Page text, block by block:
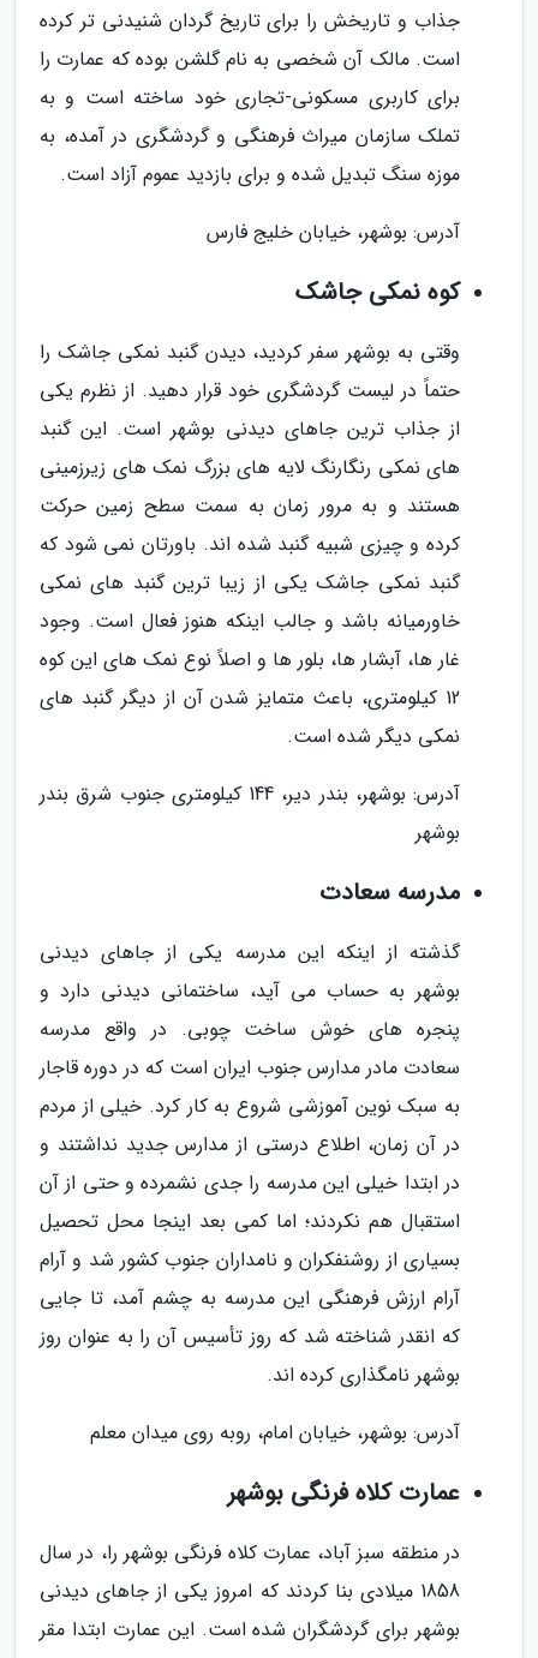
جذاب و تاریخش را برای تاریخ گردان شنیدنی تر کرده
است. مالک آن شخصی به نام گلشن بوده که عمارت را
برای کاربری مسکونی-تجاری خود ساخته است و به
تملک سازمان میراث فرهنگی و گردشگری در آمده، به
موزه سنگ تبدیل شده و برای بازدید عموم آزاد است.
آدرس: بوشهر، خیابان خلیج فارس
کوه نمکی جاشک
وقتی به بوشهر سفر کردید، دیدن گنبد نمکی جاشک را
حتماً در لیست گردشگری خود قرار دهید. از نظرم یکی
از جذاب ترین جاهای دیدنی بوشهر است. این گنبد
های نمکی رنگارنگ لایه های بزرگ نمک های زیرزمینی
هستند و به مرور زمان به سمت سطح زمین حرکت
کرده و چیزی شبیه گنبد شده اند. باورتان نمی شود که
گنبد نمکی جاشک یکی از زیبا ترین گنبد های نمکی
خاورمیانه باشد و جالب اینکه هنوز فعال است. وجود
غار ها، آبشار ها، بلور ها و اصلاً نوع نمک های این کوه
12 کیلومتری، باعث متمایز شدن آن از دیگر گنبد های
نمکی دیگر شده است.
آدرس: بوشهر، بندر دیر، 144 کیلومتری جنوب شرق بندر
بوشهر
مدرسه سعادت
گذشته از اینکه این مدرسه یکی از جاهای دیدنی
بوشهر به حساب می آید، ساختمانی دیدنی دارد و
پنجره های خوش ساخت چوبی. در واقع مدرسه
سعادت مادر مدارس جنوب ایران است که در دوره قاجار
به سبک نوین آموزشی شروع به کار کرد. خیلی از مردم
در آن زمان، اطلاع درستی از مدارس جدید نداشتند و
در ابتدا خیلی این مدرسه را جدی نشمرده و حتی از آن
استقبال هم نکردند؛ اما کمی بعد اینجا محل تحصیل
بسیاری از روشنفکران و نامداران جنوب کشور شد و آرام
آرام ارزش فرهنگی این مدرسه به چشم آمد، تا جایی
که انقدر شناخته شد که روز تأسیس آن را به عنوان روز
بوشهر نامگذاری کرده اند.
آدرس: بوشهر، خیابان امام، روبه روی میدان معلم
عمارت کلاه فرنگی بوشهر
در منطقه سبز آباد، عمارت کلاه فرنگی بوشهر را، در سال
1858 میلادی بنا کردند که امروز یکی از جاهای دیدنی
بوشهر برای گردشگران شده است. این عمارت ابتدا مقر